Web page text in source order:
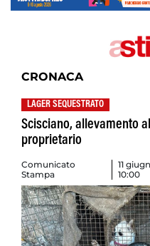
CRONACA
LAGER SEQUESTRATO
Scisciano, allevamento
proprietario
Comunicato
Stampa
11
10:00